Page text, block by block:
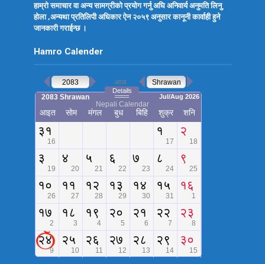
हाम्रो समाचार वा अन्य सामग्रीको प्रयोग गर्नु अघि अनिवार्य अनुमति लिनु
होला ,अन्यथा प्रतिलिपी अधिकार ऐन २०५९ अनुसार कानूनी कार्वाही हुने
जानकारी गराईन्छ ।
Hamro Calender